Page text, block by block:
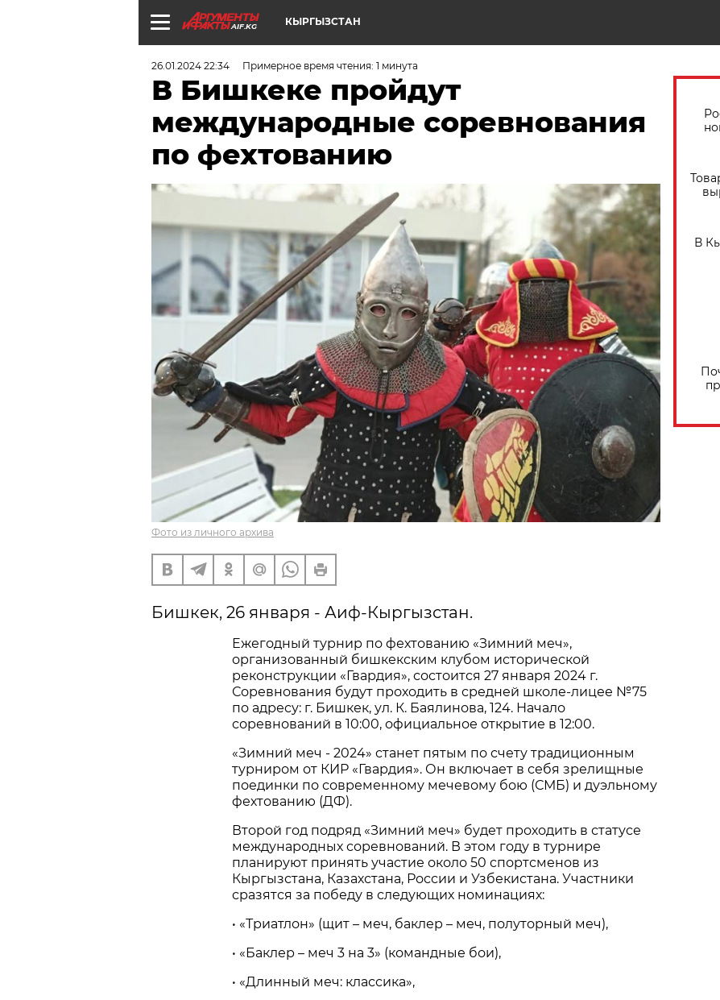
AIF.KG КЫРГЫЗСТАН
26.01.2024 22:34 Примерное время чтения: 1 минута
В Бишкеке пройдут
международные соревнования
по фехтованию
Фото из личного архива
Бишкек, 26 января - Аиф-Кыргызстан.
Ежегодный турнир по фехтованию «Зимний меч»,
организованный бишкекским клубом исторической
реконструкции «Гвардия», состоится 27 января 2024 г.
Соревнования будут проходить в средней школе-лицее №75
по адресу: г. Бишкек, ул. К. Баялинова, 124. Начало
соревнований в 10:00, официальное открытие в 12:00.
«Зимний меч - 2024» станет пятым по счету традиционным
турниром от КИР «Гвардия». Он включает в себя зрелищные
поединки по современному мечевому бою (СМБ) и дуэльному
фехтованию (ДФ).
Второй год подряд «Зимний меч» будет проходить в статусе
международных соревнований. В этом году в турнире
планируют принять участие около 50 спортсменов из
Кыргызстана, Казахстана, России и Узбекистана. Участники
сразятся за победу в следующих номинациях:
• «Триатлон» (щит – меч, баклер – меч, полуторный меч),
• «Баклер – меч 3 на 3» (командные бои),
• «Длинный меч: классика»,
В